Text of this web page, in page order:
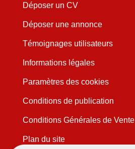
Déposer un CV
Déposer une annonce
Témoignages utilisateurs
Informations légales
Paramètres des cookies
Conditions de publication
Conditions Générales de Vente
Plan du site